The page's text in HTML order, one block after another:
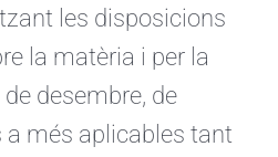
les disposicions
la matèria i per la
desembre, de
a més aplicables tant